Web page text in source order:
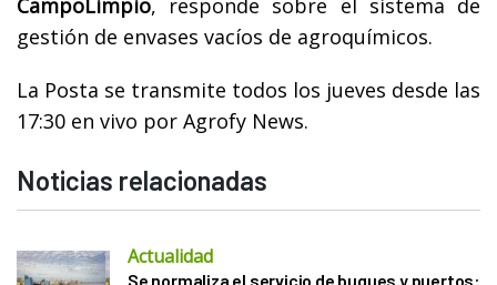
CampoLimpio, responde sobre el sistema de
gestión de envases vacíos de agroquímicos.
La Posta se transmite todos los jueves desde las
17:30 en vivo por Agrofy News.
Noticias relacionadas
Actualidad
Se normaliza el servicio de buques y puertos: